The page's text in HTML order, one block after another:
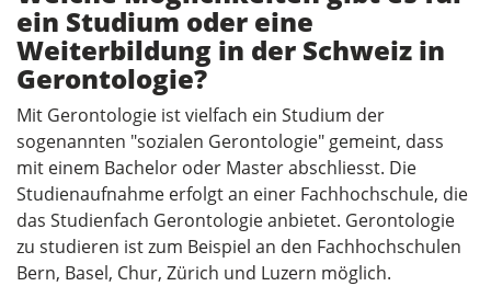
ein Studium oder eine
Weiterbildung in der Schweiz in
Gerontologie?
Mit Gerontologie ist vielfach ein Studium der
sogenannten "sozialen Gerontologie" gemeint, dass
mit einem Bachelor oder Master abschliesst. Die
Studienaufnahme erfolgt an einer Fachhochschule, die
das Studienfach Gerontologie anbietet. Gerontologie
zu studieren ist zum Beispiel an den Fachhochschulen
Bern, Basel, Chur, Zürich und Luzern möglich.